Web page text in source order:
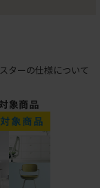
ターの仕様について
象商品